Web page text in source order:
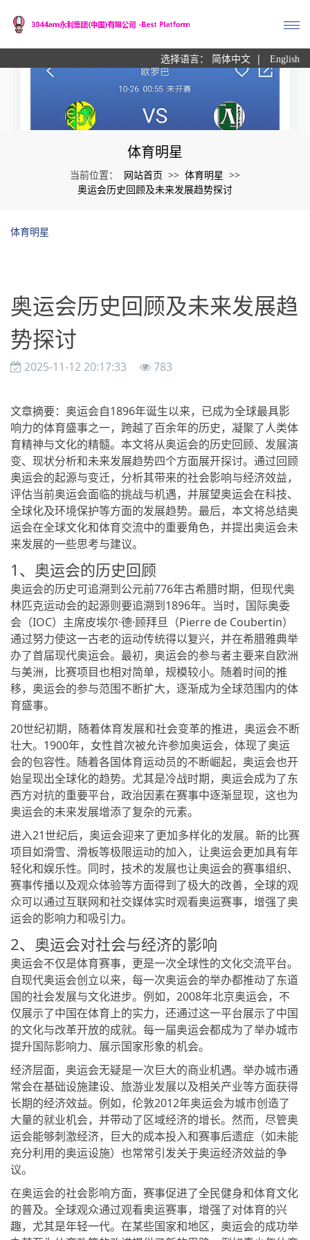
选择语言： 简体中文 | English
体育明星
当前位置： 网站首页 >> 体育明星 >>
奥运会历史回顾及未来发展趋势探讨
体育明星
奥运会历史回顾及未来发展趋
势探讨
2025-11-12 20:17:33 783
文章摘要：奥运会自1896年诞生以来，已成为全球最具影
响力的体育盛事之一，跨越了百余年的历史，凝聚了人类体
育精神与文化的精髓。本文将从奥运会的历史回顾、发展演
变、现状分析和未来发展趋势四个方面展开探讨。通过回顾
奥运会的起源与变迁，分析其带来的社会影响与经济效益，
评估当前奥运会面临的挑战与机遇，并展望奥运会在科技、
全球化及环境保护等方面的发展趋势。最后，本文将总结奥
运会在全球文化和体育交流中的重要角色，并提出奥运会未
来发展的一些思考与建议。
1、奥运会的历史回顾
奥运会的历史可追溯到公元前776年古希腊时期，但现代奥
林匹克运动会的起源则要追溯到1896年。当时，国际奥委
会（IOC）主席皮埃尔·德·顾拜旦（Pierre de Coubertin）
通过努力使这一古老的运动传统得以复兴，并在希腊雅典举
办了首届现代奥运会。最初，奥运会的参与者主要来自欧洲
与美洲，比赛项目也相对简单，规模较小。随着时间的推
移，奥运会的参与范围不断扩大，逐渐成为全球范围内的体
育盛事。
20世纪初期，随着体育发展和社会变革的推进，奥运会不断
壮大。1900年，女性首次被允许参加奥运会，体现了奥运
会的包容性。随着各国体育运动员的不断崛起，奥运会也开
始呈现出全球化的趋势。尤其是冷战时期，奥运会成为了东
西方对抗的重要平台，政治因素在赛事中逐渐显现，这也为
奥运会的未来发展增添了复杂的元素。
进入21世纪后，奥运会迎来了更加多样化的发展。新的比赛
项目如滑雪、滑板等极限运动的加入，让奥运会更加具有年
轻化和娱乐性。同时，技术的发展也让奥运会的赛事组织、
赛事传播以及观众体验等方面得到了极大的改善，全球的观
众可以通过互联网和社交媒体实时观看奥运赛事，增强了奥
运会的影响力和吸引力。
2、奥运会对社会与经济的影响
奥运会不仅是体育赛事，更是一次全球性的文化交流平台。
自现代奥运会创立以来，每一次奥运会的举办都推动了东道
国的社会发展与文化进步。例如，2008年北京奥运会，不
仅展示了中国在体育上的实力，还通过这一平台展示了中国
的文化与改革开放的成就。每一届奥运会都成为了举办城市
提升国际影响力、展示国家形象的机会。
经济层面，奥运会无疑是一次巨大的商业机遇。举办城市通
常会在基础设施建设、旅游业发展以及相关产业等方面获得
长期的经济效益。例如，伦敦2012年奥运会为城市创造了
大量的就业机会，并带动了区域经济的增长。然而，尽管奥
运会能够刺激经济，巨大的成本投入和赛事后遗症（如未能
充分利用的奥运设施）也常常引发关于奥运经济效益的争
议。
在奥运会的社会影响方面，赛事促进了全民健身和体育文化
的普及。全球观众通过观看奥运赛事，增强了对体育的兴
趣，尤其是年轻一代。在某些国家和地区，奥运会的成功举